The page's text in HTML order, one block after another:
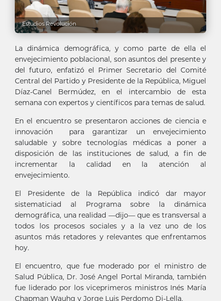
Estudios Revolución
La dinámica demográfica, y como parte de ella el
envejecimiento poblacional, son asuntos del presente y
del futuro, enfatizó el Primer Secretario del Comité
Central del Partido y Presidente de la República, Miguel
Díaz-Canel Bermúdez, en el intercambio de esta
semana con expertos y científicos para temas de salud.
En el encuentro se presentaron acciones de ciencia e
innovación para garantizar un envejecimiento
saludable y sobre tecnologías médicas a poner a
disposición de las instituciones de salud, a fin de
incrementar la calidad en la atención al
envejecimiento.
El Presidente de la República indicó dar mayor
sistematiciad al Programa sobre la dinámica
demográfica, una realidad —dijo— que es transversal a
todos los procesos sociales y a la vez uno de los
asuntos más retadores y relevantes que enfrentamos
hoy.
El encuentro, que fue moderado por el ministro de
Salud Pública, Dr. José Angel Portal Miranda, también
fue liderado por los viceprimeros ministros Inés María
Chapman Wauhg y Jorge Luis Perdomo Di-Lella.